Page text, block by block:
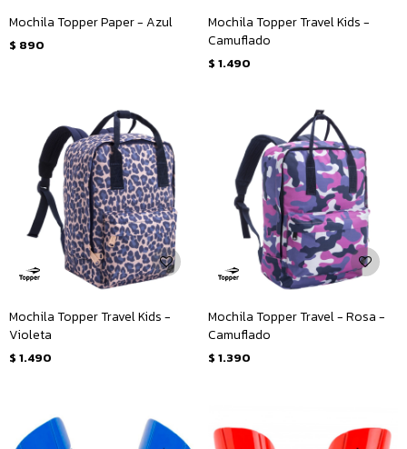
Mochila Topper Paper - Azul
$ 890
Mochila Topper Travel Kids -
Camuflado
$ 1.490
Mochila Topper Travel Kids -
Violeta
$ 1.490
Mochila Topper Travel - Rosa -
Camuflado
$ 1.390